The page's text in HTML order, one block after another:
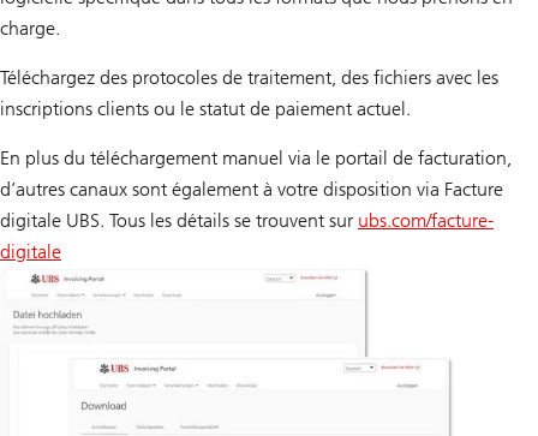
charge.
Téléchargez des protocoles de traitement, des fichiers avec les
inscriptions clients ou le statut de paiement actuel.
En plus du téléchargement manuel via le portail de facturation,
d’autres canaux sont également à votre disposition via Facture
digitale UBS. Tous les détails se trouvent sur ubs.com/facture-
digitale